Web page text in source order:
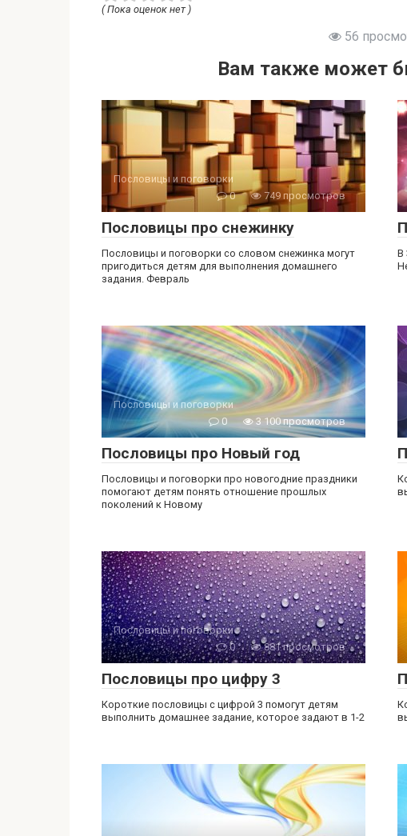
( Пока оценок нет )
56
Вам также может
Пословицы и поговорки
0
749 просмотров
Пословицы про снежинку
Пословицы и поговорки со словом снежинка могут
пригодиться детям для выполнения домашнего
задания. Февраль
В
Пословицы и поговорки
0
3 100 просмотров
Пословицы про Новый год
Пословицы и поговорки про новогодние праздники
помогают детям понять отношение прошлых
поколений к Новому
Пословицы и поговорки
0
881 просмотров
Пословицы про цифру 3
Короткие пословицы с цифрой 3 помогут детям
выполнить домашнее задание, которое задают в 1-2